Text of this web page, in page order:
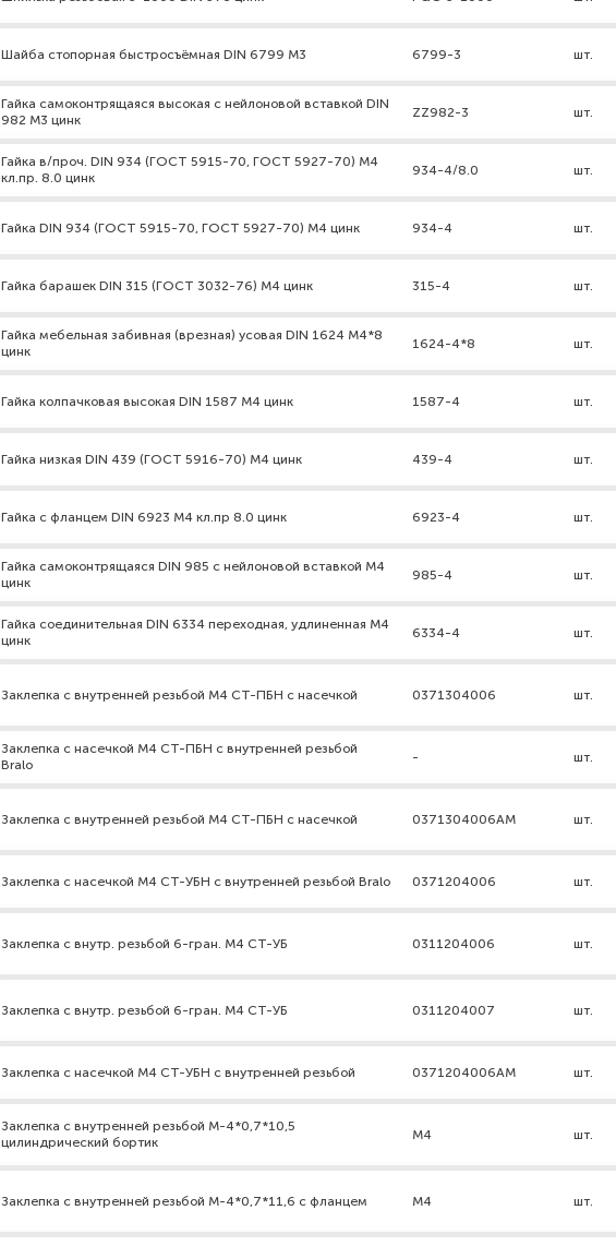
Шайба стопорная быстросъёмная DIN 6799 М3 6799-3 шт.
Гайка самоконтрящаяся высокая с нейлоновой вставкой DIN
982 М3 цинк
ZZ982-3 шт.
Гайка в/проч. DIN 934 (ГОСТ 5915-70, ГОСТ 5927-70) М4
кл.пр. 8.0 цинк
934-4/8.0 шт.
Гайка DIN 934 (ГОСТ 5915-70, ГОСТ 5927-70) М4 цинк 934-4 шт.
Гайка барашек DIN 315 (ГОСТ 3032-76) М4 цинк 315-4 шт.
Гайка мебельная забивная (врезная) усовая DIN 1624 М4*8
цинк
1624-4*8 шт.
Гайка колпачковая высокая DIN 1587 М4 цинк 1587-4 шт.
Гайка низкая DIN 439 (ГОСТ 5916-70) М4 цинк 439-4 шт.
Гайка с фланцем DIN 6923 М4 кл.пр 8.0 цинк 6923-4 шт.
Гайка самоконтрящаяся DIN 985 с нейлоновой вставкой М4
цинк
985-4 шт.
Гайка соединительная DIN 6334 переходная, удлиненная М4
цинк
6334-4 шт.
Заклепка с внутренней резьбой М4 СТ-ПБН с насечкой 0371304006 шт.
Заклепка с насечкой М4 СТ-ПБН с внутренней резьбой
Bralo
- шт.
Заклепка с внутренней резьбой М4 СТ-ПБН с насечкой 0371304006АМ шт.
Заклепка с насечкой М4 СТ-УБН с внутренней резьбой Bralo 0371204006 шт.
Заклепка с внутр. резьбой 6-гран. М4 СТ-УБ 0311204006 шт.
Заклепка с внутр. резьбой 6-гран. М4 СТ-УБ 0311204007 шт.
Заклепка с насечкой М4 СТ-УБН с внутренней резьбой 0371204006АМ шт.
Заклепка с внутренней резьбой М-4*0,7*10,5
цилиндрический бортик
М4 шт.
Заклепка с внутренней резьбой М-4*0,7*11,6 с фланцем М4 шт.